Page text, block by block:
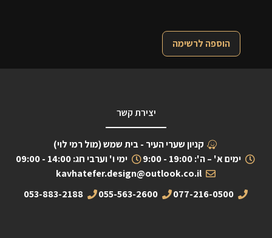
הוספה לרשימה
יצירת קשר
קניון שערי העיר - בית שמש (מול רמי לוי)
ימים א' – ה': 19:00 - 9:00
ימי ו' וערבי חג: 14:00 - 09:00
kavhatefer.design@outlook.co.il
077-216-0500
055-563-2600
053-883-2188